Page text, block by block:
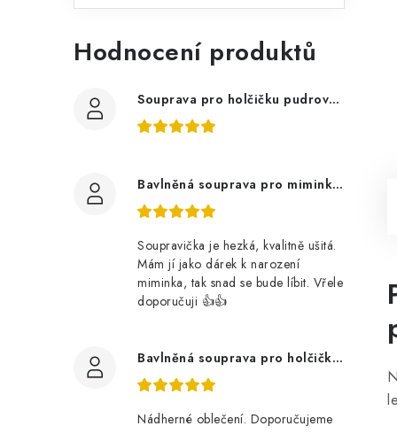
Hodnocení produktů
Souprava pro holčičku pudrově růžová, ptáčci květy
Bavlněná souprava pro miminko, zvířátka v lese
Soupravička je hezká, kvalitně ušitá.
Mám jí jako dárek k narození
miminka, tak snad se bude líbit. Vřele
doporučuji 👍👍
Bavlněná souprava pro holčičku, tmavé květy
Nádherné oblečení. Doporučujeme